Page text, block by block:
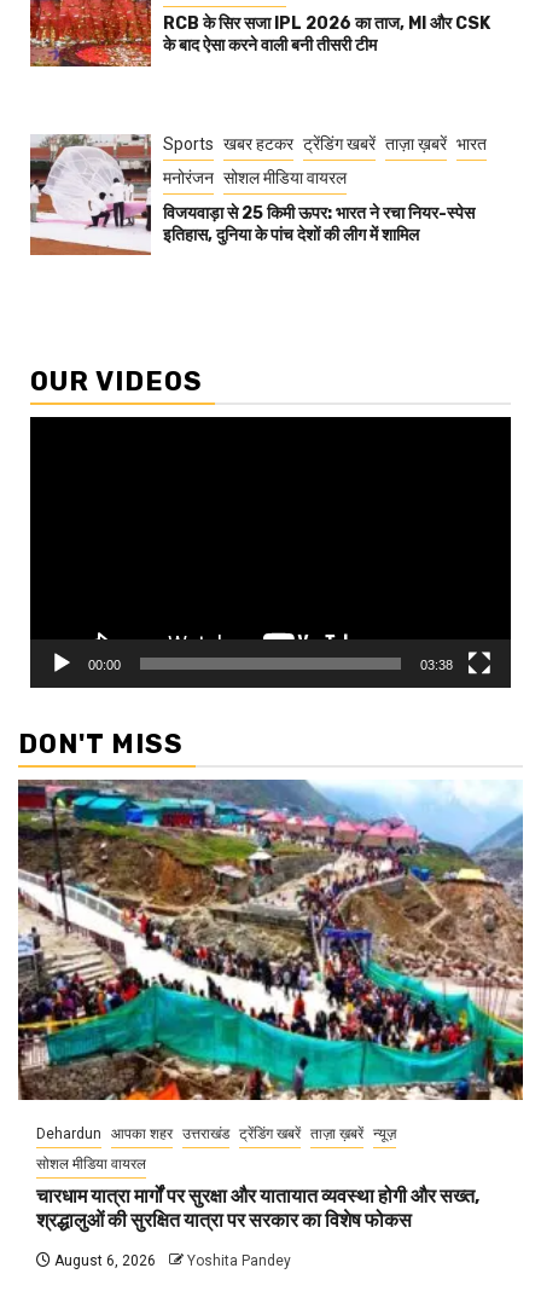
RCB के सिर सजा IPL 2026 का ताज, MI और CSK
के बाद ऐसा करने वाली बनी तीसरी टीम
Sports खबर हटकर ट्रेंडिंग खबरें ताज़ा ख़बरें भारत
मनोरंजन सोशल मीडिया वायरल
विजयवाड़ा से 25 किमी ऊपर: भारत ने रचा नियर-स्पेस
इतिहास, दुनिया के पांच देशों की लीग में शामिल
OUR VIDEOS
00:00 03:38
DON'T MISS
Dehardun आपका शहर उत्तराखंड ट्रेंडिंग खबरें ताज़ा ख़बरें न्यूज़
सोशल मीडिया वायरल
चारधाम यात्रा मार्गों पर सुरक्षा और यातायात व्यवस्था होगी और सख्त,
श्रद्धालुओं की सुरक्षित यात्रा पर सरकार का विशेष फोकस
August 6, 2026 Yoshita Pandey